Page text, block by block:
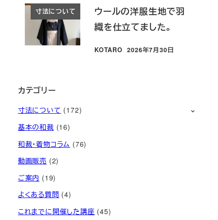
寸法について
ウールの洋服生地で羽
織を仕立てました。
KOTARO
投稿日
2026年7月30日
カテゴリー
寸法について (172)
基本の和裁 (16)
和裁・着物コラム (76)
動画販売 (2)
ご案内 (19)
よくある質問 (4)
これまでに開催した講座 (45)